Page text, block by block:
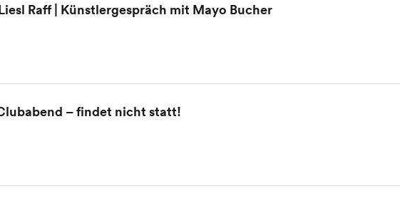
Raff | Künstlergespräch mit Mayo Bucher
– findet nicht statt!